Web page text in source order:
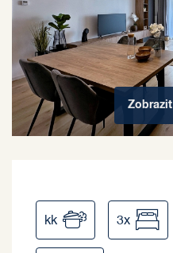
Zobrazit
kk 3x